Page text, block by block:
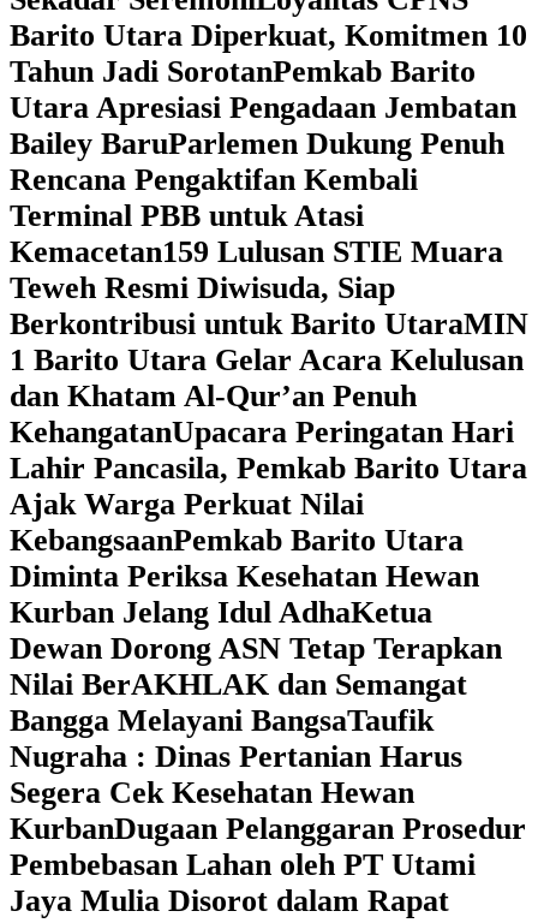
Barito Utara Diperkuat, Komitmen 10
Tahun Jadi SorotanPemkab Barito
Utara Apresiasi Pengadaan Jembatan
Bailey BaruParlemen Dukung Penuh
Rencana Pengaktifan Kembali
Terminal PBB untuk Atasi
Kemacetan159 Lulusan STIE Muara
Teweh Resmi Diwisuda, Siap
Berkontribusi untuk Barito UtaraMIN
1 Barito Utara Gelar Acara Kelulusan
dan Khatam Al-Qur’an Penuh
KehangatanUpacara Peringatan Hari
Lahir Pancasila, Pemkab Barito Utara
Ajak Warga Perkuat Nilai
KebangsaanPemkab Barito Utara
Diminta Periksa Kesehatan Hewan
Kurban Jelang Idul AdhaKetua
Dewan Dorong ASN Tetap Terapkan
Nilai BerAKHLAK dan Semangat
Bangga Melayani BangsaTaufik
Nugraha : Dinas Pertanian Harus
Segera Cek Kesehatan Hewan
KurbanDugaan Pelanggaran Prosedur
Pembebasan Lahan oleh PT Utami
Jaya Mulia Disorot dalam Rapat